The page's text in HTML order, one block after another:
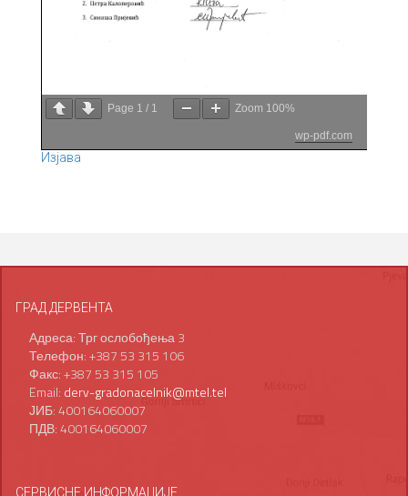
Page 1 / 1 Zoom 100%
wp-pdf.com
Изјава
ГРАД ДЕРВЕНТА
Адреса: Трг ослобођења 3
Телефон: +387 53 315 106
Факс: +387 53 315 105
Email: derv-gradonacelnik@mtel.tel
ЈИБ: 400164060007
ПДВ: 400164060007
СЕРВИСНЕ ИНФОРМАЦИЈЕ